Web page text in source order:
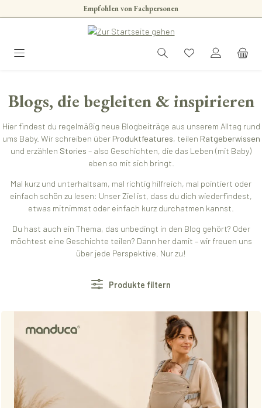
Zum Hauptinhalt springenEmpfohlen von Fachpersonen
Blogs, die begleiten & inspirieren
Hier findest du regelmäßig neue Blogbeiträge aus unserem Alltag rund
ums Baby. Wir schreiben über Produktfeatures, teilen Ratgeberwissen
und erzählen Stories – also Geschichten, die das Leben (mit Baby)
eben so mit sich bringt.
Mal kurz und unterhaltsam, mal richtig hilfreich, mal pointiert oder
einfach schön zu lesen: Unser Ziel ist, dass du dich wiederfindest,
etwas mitnimmst oder einfach kurz durchatmen kannst.
Du hast auch ein Thema, das unbedingt in den Blog gehört? Oder
möchtest eine Geschichte teilen? Dann her damit – wir freuen uns
über jede Perspektive. Nur zu!
Produkte filtern